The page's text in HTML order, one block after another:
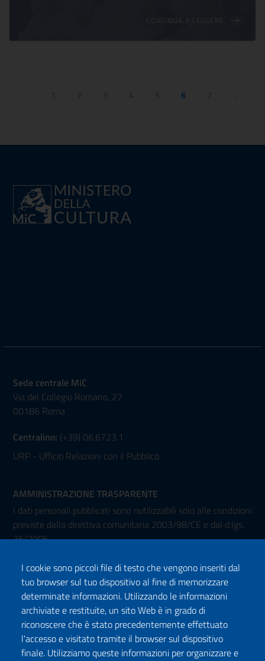
CONTINUA A LEGGERE
1 2 4 6
Sede centrale MiC
Via del Collegio Romano, 27
00186 Roma
Centralino: (+39) 06.6723.1
URP - Ufficio Relazioni con il Pubblico
AMMINISTRAZIONE TRASPARENTE
I dati personali pubblicati sono riutilizzabili solo alle condizioni
previste dalla direttiva comunitaria 2003/98/CE e dal d.lgs.
36/2006
Seguici su:
I cookie sono piccoli file di testo che vengono inseriti dal
tuo browser sul tuo dispositivo al fine di memorizzare
determinate informazioni. Utilizzando le informazioni
archiviate e restituite, un sito Web è in grado di
riconoscere che è stato precedentemente effettuato
l'accesso e visitato tramite il browser sul dispositivo
finale. Utilizziamo queste informazioni per organizzare e